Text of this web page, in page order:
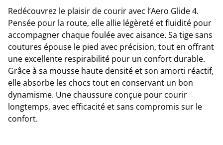
Redécouvrez le plaisir de courir avec l’Aero Glide 4.
Pensée pour la route, elle allie légèreté et fluidité pour
accompagner chaque foulée avec aisance. Sa tige sans
coutures épouse le pied avec précision, tout en offrant
une excellente respirabilité pour un confort durable.
Grâce à sa mousse haute densité et son amorti réactif,
elle absorbe les chocs tout en conservant un bon
dynamisme. Une chaussure conçue pour courir
longtemps, avec efficacité et sans compromis sur le
confort.